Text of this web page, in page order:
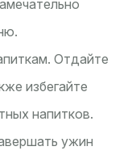
Отдайте
избегайте
напитков.
ужин